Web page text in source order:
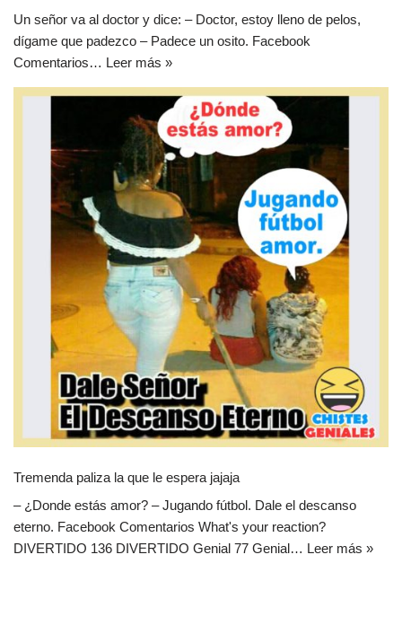
Un señor va al doctor y dice: – Doctor, estoy lleno de pelos,
dígame que padezco – Padece un osito. Facebook
Comentarios… Leer más »
Tremenda paliza la que le espera jajaja
– ¿Donde estás amor? – Jugando fútbol. Dale el descanso
eterno. Facebook Comentarios What's your reaction?
DIVERTIDO 136 DIVERTIDO Genial 77 Genial… Leer más »